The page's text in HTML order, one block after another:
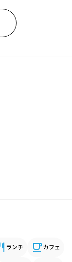
ランチ カフェ